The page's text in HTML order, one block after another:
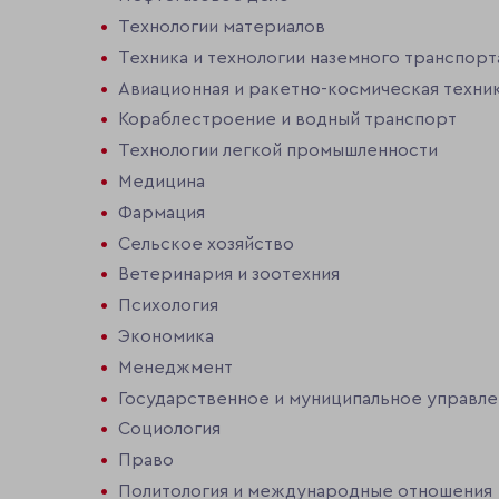
Технологии материалов
Техника и технологии наземного
Авиационная и ракетно-космическая
Кораблестроение и водный транспорт
Технологии легкой промышленности
Медицина
Фармация
Сельское хозяйство
Ветеринария и зоотехния
Психология
Экономика
Менеджмент
Государственное и муниципальное
Социология
Право
Политология и международные отношения